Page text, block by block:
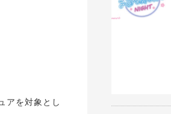
アを対象とし